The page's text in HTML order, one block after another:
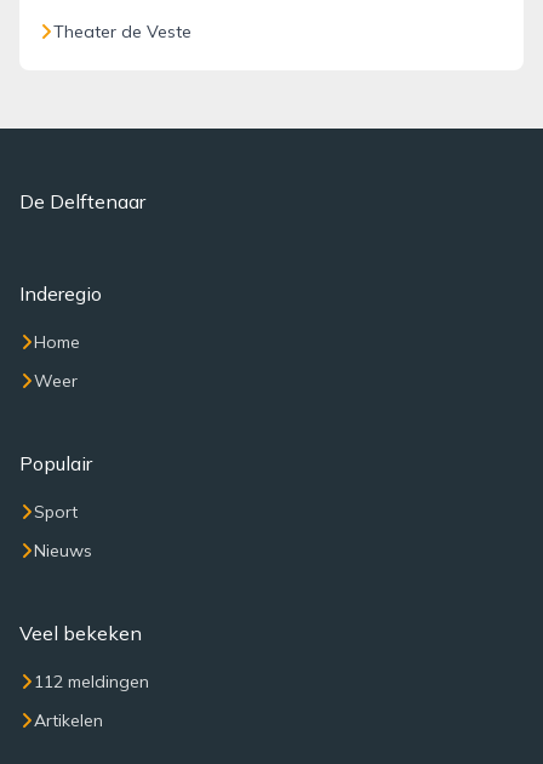
Theater de Veste
De Delftenaar
Inderegio
Home
Weer
Populair
Sport
Nieuws
Veel bekeken
112 meldingen
Artikelen